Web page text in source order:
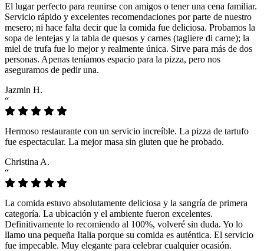
El lugar perfecto para reunirse con amigos o tener una cena familiar.
Servicio rápido y excelentes recomendaciones por parte de nuestro
mesero; ni hace falta decir que la comida fue deliciosa. Probamos la
sopa de lentejas y la tabla de quesos y carnes (tagliere di carne); la
miel de trufa fue lo mejor y realmente única. Sirve para más de dos
personas. Apenas teníamos espacio para la pizza, pero nos
aseguramos de pedir una.
Jazmin H.
“
Hermoso restaurante con un servicio increíble. La pizza de tartufo
fue espectacular. La mejor masa sin gluten que he probado.
Christina A.
“
La comida estuvo absolutamente deliciosa y la sangría de primera
categoría. La ubicación y el ambiente fueron excelentes.
Definitivamente lo recomiendo al 100%, volveré sin duda. Yo lo
llamo una pequeña Italia porque su comida es auténtica. El servicio
fue impecable. Muy elegante para celebrar cualquier ocasión.